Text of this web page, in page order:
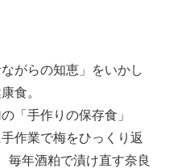
がらの知恵」をいかし
食。
「手作りの保存食」
作業で梅をひっくり返
毎年酒粕で漬け直す奈良